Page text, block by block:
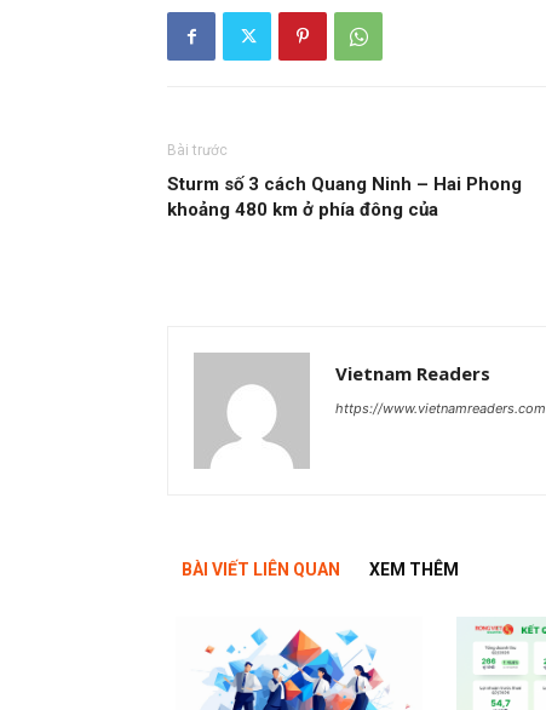
Bài trước
Sturm số 3 cách Quang Ninh – Hai Phong
khoảng 480 km ở phía đông của
Vietnam Readers
https://www.vietnamreaders.com
BÀI VIẾT LIÊN QUAN XEM THÊM